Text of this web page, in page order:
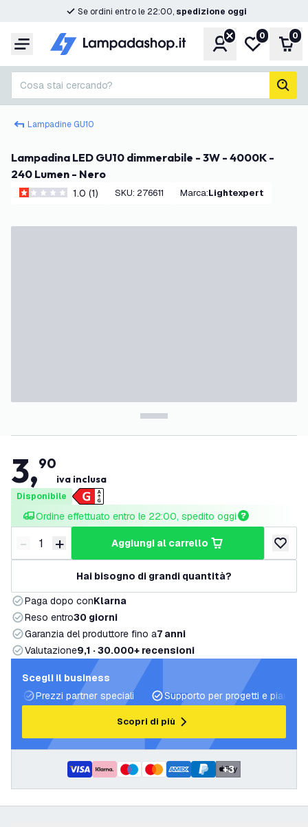
Se ordini entro le 22:00, spedizione oggi
Menu Account
Lista
0 0
Cosa stai cercando?
Lampadine GU10
Lampadina LED GU10 dimmerabile - 3W - 4000K -
240 Lumen - Nero
1 stelle di valutazione
1.0 (1) SKU: 276611 Marca: Lightexpert
3,90
iva inclusa
Disponibile
Ordine effettuato entro le 22:00, spedito oggi
Riduci quantità
- Aumenta quantità
+ aggiungi al carrello
Hai bisogno di grandi quantità?
Paga dopo conKlarna
Reso entro30 giorni
Garanzia del produttore fino a7 anni
Valutazione9,1 · 30.000+ recensioni
Scegli il business
Prezzi partner speciali
Supporto per progetti e piani di
Scopri di più
+3